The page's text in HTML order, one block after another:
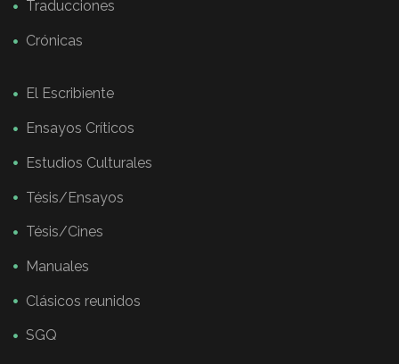
Traducciones
Crónicas
El Escribiente
Ensayos Críticos
Estudios Culturales
Tésis/Ensayos
Tésis/Cines
Manuales
Clásicos reunidos
SGQ